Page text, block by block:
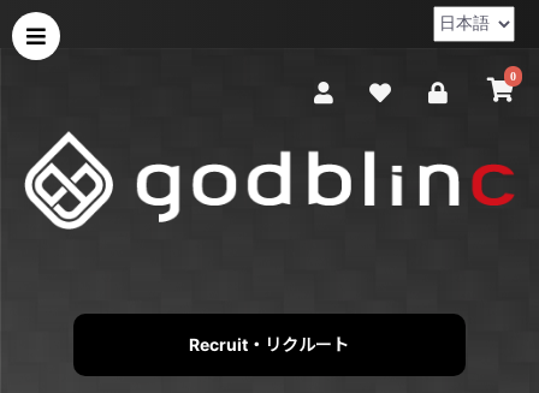
0
Recruit・リクルート